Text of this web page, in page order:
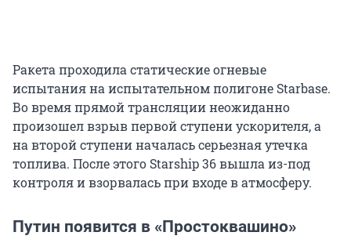
Ракета проходила статические огневые
испытания на испытательном полигоне Starbase.
Во время прямой трансляции неожиданно
произошел взрыв первой ступени ускорителя, а
на второй ступени началась серьезная утечка
топлива. После этого Starship 36 вышла из-под
контроля и взорвалась при входе в атмосферу.
Путин появится в «Простоквашино»